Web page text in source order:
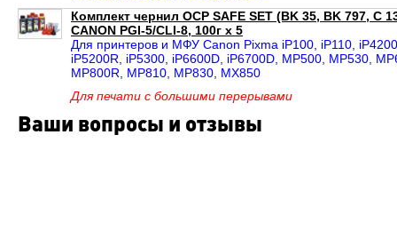
Комплект чернил OCP SAFE SET (BK 35, BK 797, C
CANON PGI-5/CLI-8, 100г x 5
Для принтеров и МФУ Canon Pixma iP100, iP110,
iP5200R, iP5300, iP6600D, iP6700D, MP500, MP530,
MP800R, MP810, MP830, MX850
Для печати с большими перерывами
Ваши вопросы и отзывы